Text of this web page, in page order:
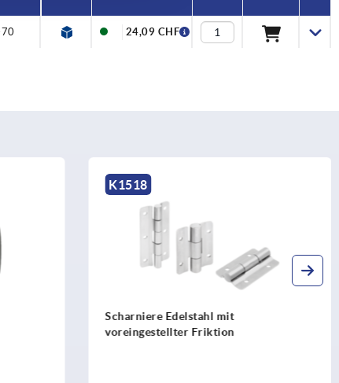
24,09 CHF
mit
Scharniere aus Aluminium, mit
Rastfunktion